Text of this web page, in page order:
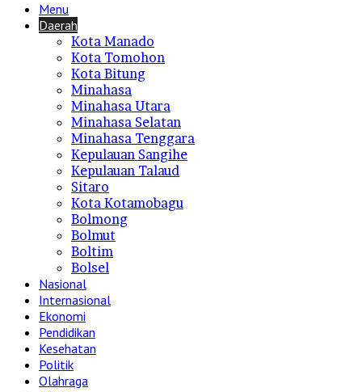
Menu
Daerah
Kota Manado
Kota Tomohon
Kota Bitung
Minahasa
Minahasa Utara
Minahasa Selatan
Minahasa Tenggara
Kepulauan Sangihe
Kepulauan Talaud
Sitaro
Kota Kotamobagu
Bolmong
Bolmut
Boltim
Bolsel
Nasional
Internasional
Ekonomi
Pendidikan
Kesehatan
Politik
Olahraga